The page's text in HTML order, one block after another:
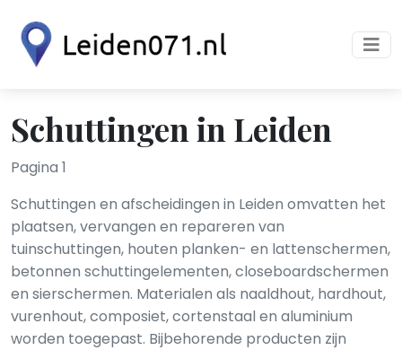
Schuttingen in Leiden
Pagina 1
Schuttingen en afscheidingen in Leiden omvatten het
plaatsen, vervangen en repareren van
tuinschuttingen, houten planken- en latten­schermen,
betonnen schutting­elementen, closeboard­schermen
en sier­schermen. Materialen als naaldhout, hardhout,
vurenhout, composiet, cortenstaal en aluminium
worden toegepast. Bijbehorende producten zijn